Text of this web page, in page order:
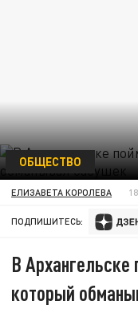
ОБЩЕСТВО
ЕЛИЗАВЕТА КОРОЛЕВА
ПОДПИШИТЕСЬ:
В Архангельске
который